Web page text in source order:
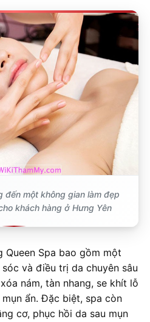
đến một không gian làm đẹp
khách hàng ở Hưng Yên
Queen Spa bao gồm một
và điều trị da chuyên sâu
nám, tàn nhang, se khít lỗ
ẩn. Đặc biệt, spa còn
cơ, phục hồi da sau mụn